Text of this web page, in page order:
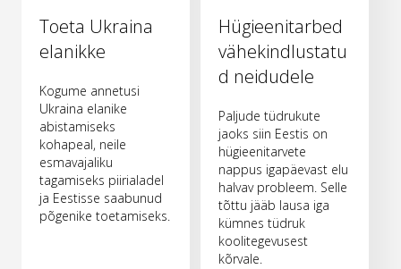
Toeta Ukraina
elanikke
Kogume annetusi
Ukraina elanike
abistamiseks
kohapeal, neile
esmavajaliku
tagamiseks piirialadel
ja Eestisse saabunud
põgenike toetamiseks.
Hügieenitarbed
vähekindlustatu
d neidudele
Paljude tüdrukute
jaoks siin Eestis on
hügieenitarvete
nappus igapäevast elu
halvav probleem. Selle
tõttu jääb lausa iga
kümnes tüdruk
koolitegevusest
kõrvale.